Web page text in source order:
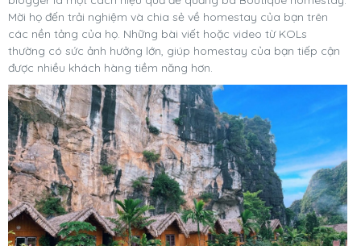
Mời họ đến trải nghiệm và chia sẻ về homestay của bạn trên
các nền tảng của họ. Những bài viết hoặc video từ KOLs
thường có sức ảnh hưởng lớn, giúp homestay của bạn tiếp cận
được nhiều khách hàng tiềm năng hơn.